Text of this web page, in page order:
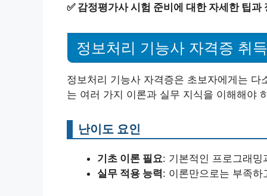
✅ 감정평가사 시험 준비에 대한 자세한 팁과
정보처리 기능사 자격증 취
정보처리 기능사 자격증은 초보자에게는
는 여러 가지 이론과 실무 지식을 이해해야
난이도 요인
기초 이론 필요: 기본적인 프로그래
실무 적용 능력: 이론만으로는 부족